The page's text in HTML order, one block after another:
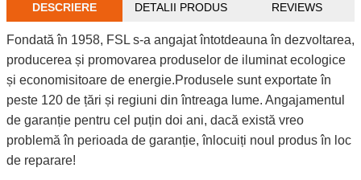
DESCRIERE DETALII PRODUS REVIEWS
Fondată în 1958, FSL s-a angajat întotdeauna în dezvoltarea,
producerea și promovarea produselor de iluminat ecologice
și economisitoare de energie.Produsele sunt exportate în
peste 120 de țări și regiuni din întreaga lume. Angajamentul
de garanție pentru cel puțin doi ani, dacă există vreo
problemă în perioada de garanție, înlocuiți noul produs în loc
de reparare!